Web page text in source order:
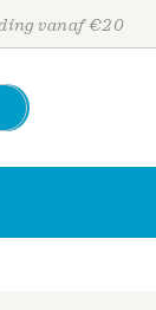
vanaf €20
Personen